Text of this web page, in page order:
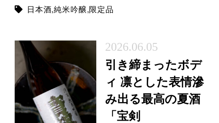
日本酒,純米吟醸,限定品
2026.06.05
引き締まったボデ
ィ 凛とした表情滲
み出る最高の夏酒
「宝剣